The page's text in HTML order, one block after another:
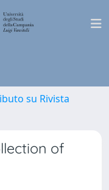
su Rivista
of